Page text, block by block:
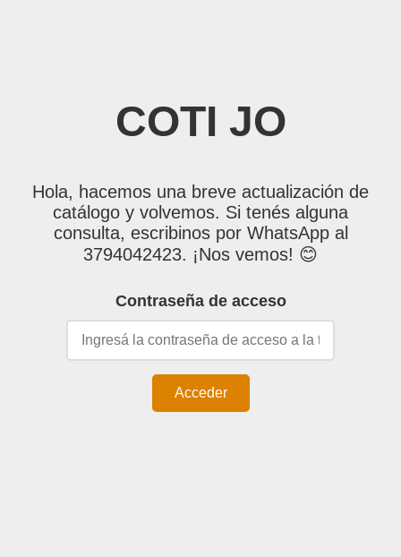
COTI JO
Hola, hacemos una breve actualización de
catálogo y volvemos. Si tenés alguna
consulta, escribinos por WhatsApp al
3794042423. ¡Nos vemos! 😊
Contraseña de acceso
Acceder